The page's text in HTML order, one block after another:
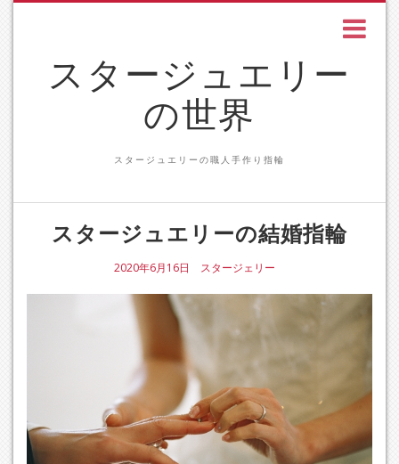
スタージュエリー
の世界
スタージュエリーの職人手作り指輪
スタージュエリーの結婚指輪
2020年6月16日 スタージェリー